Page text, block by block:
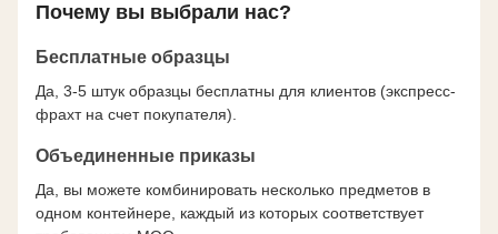
Почему вы выбрали нас?
Бесплатные образцы
Да, 3-5 штук образцы бесплатны для клиентов (экспресс-
фрахт на счет покупателя).
Объединенные приказы
Да, вы можете комбинировать несколько предметов в
одном контейнере, каждый из которых соответствует